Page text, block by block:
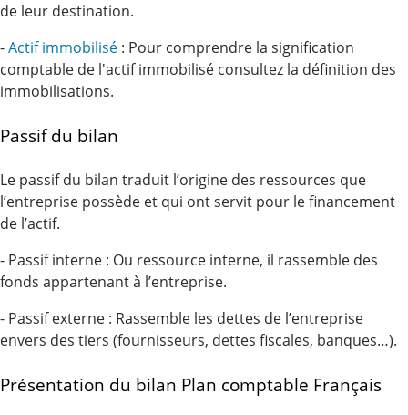
de leur destination.
-Actif immobilisé : Pour comprendre la signification
comptable de l'actif immobilisé consultez la définition des
immobilisations.
Passif du bilan
Le passif du bilan traduit l’origine des ressources que
l’entreprise possède et qui ont servit pour le financement
de l’actif.
- Passif interne : Ou ressource interne, il rassemble des
fonds appartenant à l’entreprise.
- Passif externe : Rassemble les dettes de l’entreprise
envers des tiers (fournisseurs, dettes fiscales, banques…).
Présentation du bilan Plan comptable Français